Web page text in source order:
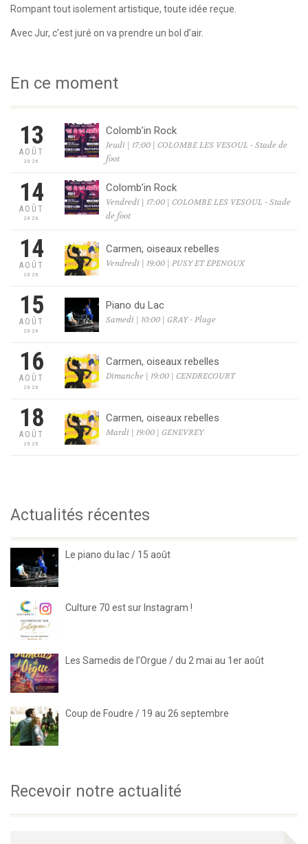
Rompant tout isolement artistique, toute idée reçue.
Avec Jur, c’est juré on va prendre un bol d’air.
En ce moment
13
AOÛT
2026
Colomb’in Rock
Jeudi | 17:00 | COLOMBE LES VESOUL - Stade de
foot
14
AOÛT
2026
Colomb’in Rock
Vendredi | 17:00 | COLOMBE LES VESOUL - Stade
de foot
14
AOÛT
2026
Carmen, oiseaux rebelles
Vendredi | 19:00 | PUSY ET EPENOUX
15
AOÛT
2026
Piano du Lac
Samedi | 10:00 | GRAY - Plage
16
AOÛT
2026
Carmen, oiseaux rebelles
Dimanche | 19:00 | CENDRECOURT
18
AOÛT
2026
Carmen, oiseaux rebelles
Mardi | 19:00 | GENEVREY
Actualités récentes
Le piano du lac / 15 août
Culture 70 est sur Instagram !
Les Samedis de l’Orgue / du 2 mai au 1er août
Coup de Foudre / 19 au 26 septembre
Recevoir notre actualité